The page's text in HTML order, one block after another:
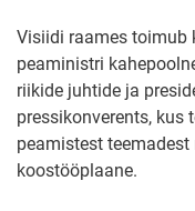
Visiidi raames toimub
peaministri
riikide juhtide ja
pressikonverents, kus
peamistest
koostööplaane.